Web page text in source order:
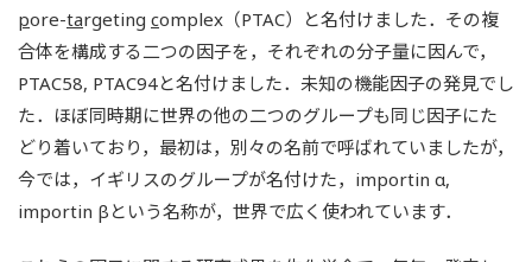
pore-targeting complex（PTAC）と名付けました．その複
合体を構成する二つの因子を，それぞれの分子量に因んで，
PTAC58, PTAC94と名付けました．未知の機能因子の発見でし
た．ほぼ同時期に世界の他の二つのグループも同じ因子にた
どり着いており，最初は，別々の名前で呼ばれていましたが，
今では，イギリスのグループが名付けた，importin α,
importin βという名称が，世界で広く使われています．